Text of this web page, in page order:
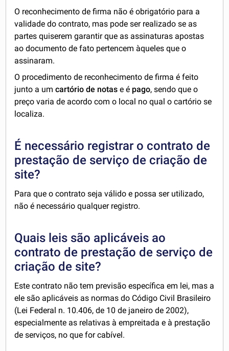
O reconhecimento de firma não é obrigatório para a
validade do contrato, mas pode ser realizado se as
partes quiserem garantir que as assinaturas apostas
ao documento de fato pertencem àqueles que o
assinaram.
O procedimento de reconhecimento de firma é feito
junto a umcartório de notas e é pago, sendo que o
preço varia de acordo com o local no qual o cartório se
localiza.
É necessário registrar o contrato de
prestação de serviço de criação de
site?
Para que o contrato seja válido e possa ser utilizado,
não é necessário qualquer registro.
Quais leis são aplicáveis ao
contrato de prestação de serviço de
criação de site?
Este contrato não tem previsão específica em lei, mas a
ele são aplicáveis as normas do Código Civil Brasileiro
(Lei Federal n. 10.406, de 10 de janeiro de 2002),
especialmente as relativas à empreitada e à prestação
de serviços, no que for cabível.